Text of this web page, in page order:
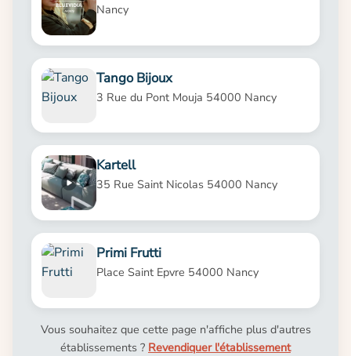
Nancy
Tango Bijoux
3 Rue du Pont Mouja 54000 Nancy
Kartell
35 Rue Saint Nicolas 54000 Nancy
Primi Frutti
Place Saint Epvre 54000 Nancy
Vous souhaitez que cette page n'affiche plus d'autres
établissements ? Revendiquer l'établissement